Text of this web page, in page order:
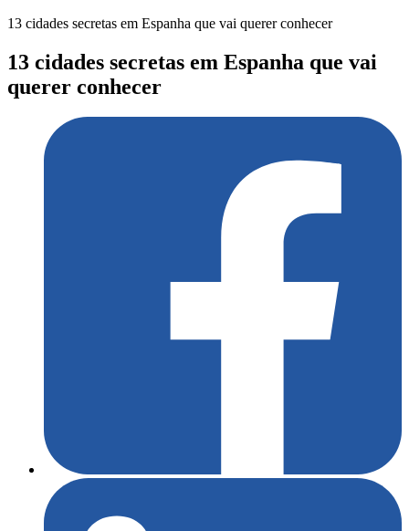
13 cidades secretas em Espanha que vai querer conhecer
13 cidades secretas em Espanha que vai
querer conhecer